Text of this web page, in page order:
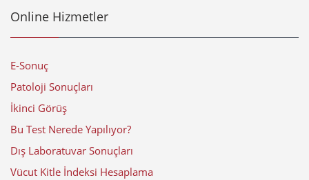
Online Hizmetler
E-Sonuç
Patoloji Sonuçları
İkinci Görüş
Bu Test Nerede Yapılıyor?
Dış Laboratuvar Sonuçları
Vücut Kitle İndeksi Hesaplama